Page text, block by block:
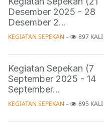
Desember 2025 - 28
Desember 2...
KEGIATAN SEPEKAN – 897 KALI
Kegiatan Sepekan (7
September 2025 - 14
September...
KEGIATAN SEPEKAN – 895 KALI